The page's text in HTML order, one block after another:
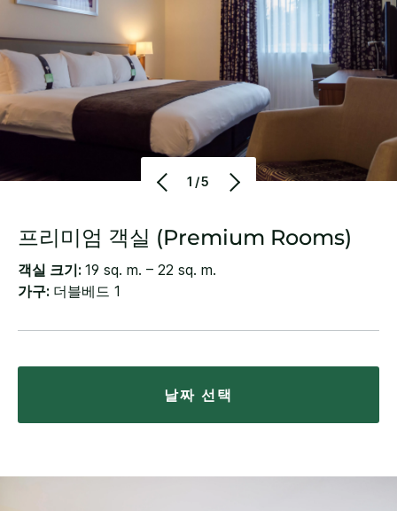
1/5
프리미엄 객실 (Premium Rooms)
객실 크기: 19 sq. m. – 22 sq. m.
가구: 더블베드 1
날짜 선택